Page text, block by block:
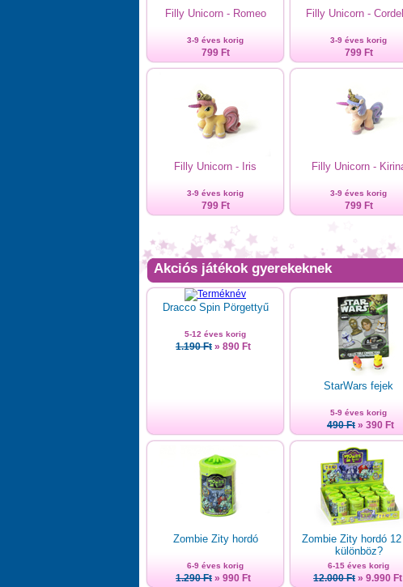
Filly Unicorn - Romeo
3-9 éves korig
799 Ft
Filly Unicorn -
3-9 éves korig
799 Ft
Filly Unicorn - Iris
3-9 éves korig
799 Ft
Filly Unicorn -
3-9 éves korig
799 Ft
Akciós játékok gyerekeknek
Dracco Spin Pörgettyű
5-12 éves korig
1.190 Ft » 890 Ft
StarWars fejek
5-9 éves korig
490 Ft » 390 Ft
Zombie Zity hordó
6-9 éves korig
1.290 Ft » 990 Ft
Zombie Zity hordó 12
különböz?
6-15 éves korig
12.000 Ft » 9.990 Ft